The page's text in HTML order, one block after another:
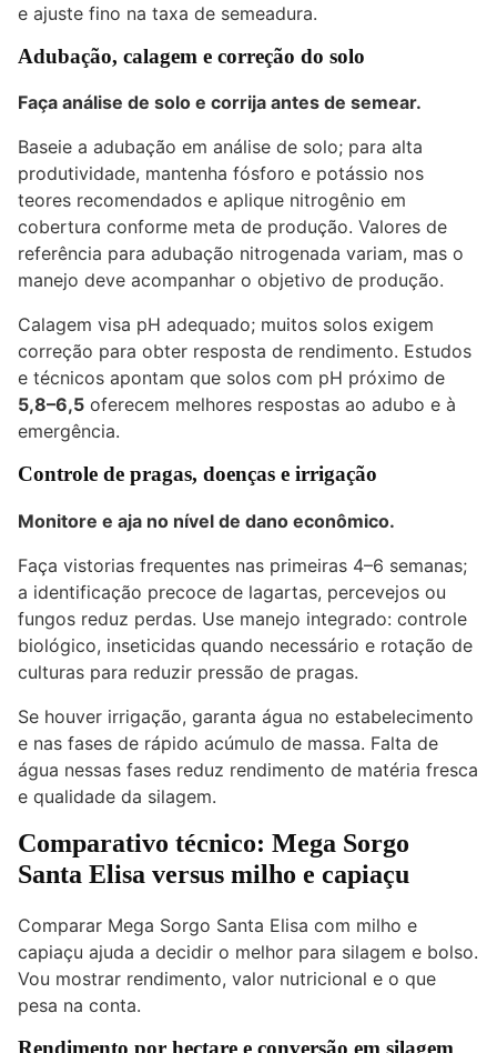
e ajuste fino na taxa de semeadura.
Adubação, calagem e correção do solo
Faça análise de solo e corrija antes de semear.
Baseie a adubação em análise de solo; para alta
produtividade, mantenha fósforo e potássio nos
teores recomendados e aplique nitrogênio em
cobertura conforme meta de produção. Valores de
referência para adubação nitrogenada variam, mas o
manejo deve acompanhar o objetivo de produção.
Calagem visa pH adequado; muitos solos exigem
correção para obter resposta de rendimento. Estudos
e técnicos apontam que solos com pH próximo de
5,8–6,5 oferecem melhores respostas ao adubo e à
emergência.
Controle de pragas, doenças e irrigação
Monitore e aja no nível de dano econômico.
Faça vistorias frequentes nas primeiras 4–6 semanas;
a identificação precoce de lagartas, percevejos ou
fungos reduz perdas. Use manejo integrado: controle
biológico, inseticidas quando necessário e rotação de
culturas para reduzir pressão de pragas.
Se houver irrigação, garanta água no estabelecimento
e nas fases de rápido acúmulo de massa. Falta de
água nessas fases reduz rendimento de matéria fresca
e qualidade da silagem.
Comparativo técnico: Mega Sorgo
Santa Elisa versus milho e capiaçu
Comparar Mega Sorgo Santa Elisa com milho e
capiaçu ajuda a decidir o melhor para silagem e bolso.
Vou mostrar rendimento, valor nutricional e o que
pesa na conta.
Rendimento por hectare e conversão em silagem